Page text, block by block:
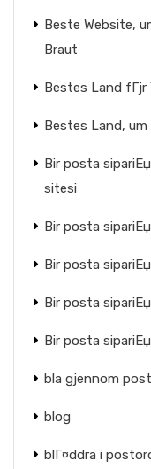
Beste Website,
Braut
Bestes Land
Bestes Land,
Bir posta
sitesi
Bir posta
Bir posta
Bir posta
Bir posta
bla gjennom
blog
blГ¤ddra i